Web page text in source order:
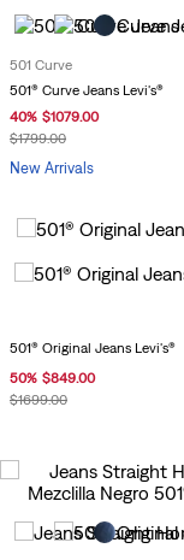
501 Curve
501® Curve Jeans Levi's®
40% $1079.00
$1799.00
New Arrivals
501® Original Jeans Levi's®
50% $849.00
$1699.00